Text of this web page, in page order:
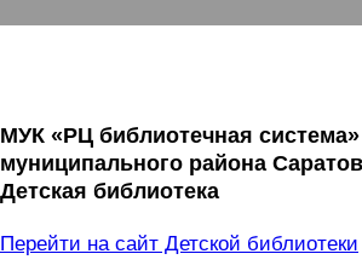
МУК «РЦ библиотечная
муниципального района
Детская библиотека
Перейти на сайт Детской библиотеки